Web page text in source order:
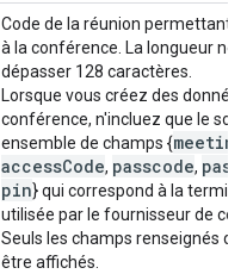
Code de la réunion permettant
à la conférence. La longueur ne
dépasser 128 caractères.
Lorsque vous créez des
conférence, n'incluez que le
ensemble de champs {
accessCode, passcode,
pin} qui correspond à la
utilisée par le fournisseur de
Seuls les champs renseignés
être affichés.